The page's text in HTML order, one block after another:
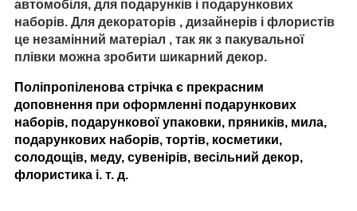
автомобіля, для подарунків і подарункових
наборів. Для декораторів , дизайнерів і флористів
це незамінний матеріал , так як з пакувальної
плівки можна зробити шикарний декор.
Поліпропіленова стрічка є прекрасним
доповнення при оформленні подарункових
наборів, подарункової упаковки, пряників, мила,
подарункових наборів, тортів, косметики,
солодощів, меду, сувенірів, весільний декор,
флористика і. т. д.